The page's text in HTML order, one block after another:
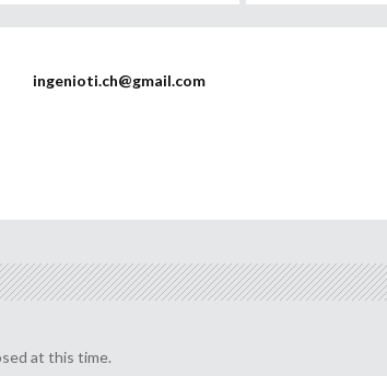
ingenioti.ch@gmail.com
at this time.